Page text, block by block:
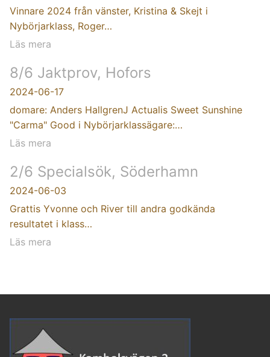
Vinnare 2024 från vänster, Kristina & Skejt i
Nybörjarklass, Roger…
Läs mera
8/6 Jaktprov, Hofors
2024-06-17
domare: Anders HallgrenJ Actualis Sweet Sunshine
"Carma" Good i Nybörjarklassägare:…
Läs mera
2/6 Specialsök, Söderhamn
2024-06-03
Grattis Yvonne och River till andra godkända
resultatet i klass…
Läs mera